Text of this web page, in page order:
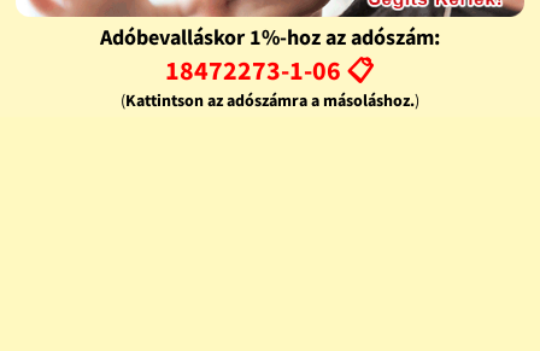
Adóbevalláskor 1%-hoz az adószám:
18472273-1-06 📋
(Kattintson az adószámra a másoláshoz.)